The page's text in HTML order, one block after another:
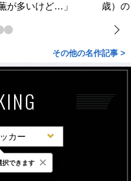
が多いけど…」
歳）
その他の名作記事 >
カー
間 週間
択できます ×